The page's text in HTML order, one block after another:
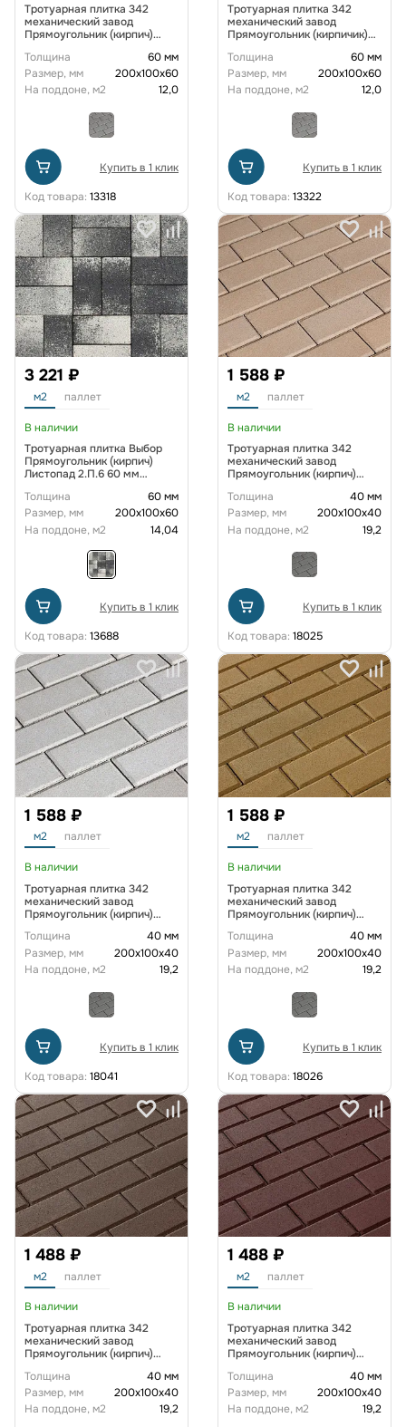
Тротуарная плитка 342
механический завод
Прямоугольник (кирпич)
Толщина
60 мм
Размер, мм
200х100х60
На поддоне, м2
12,0
Купить в 1 клик
Код товара: 13318
Тротуарная плитка 342
механический завод
Прямоугольник (кирпичик)
Толщина
60 мм
Размер, мм
200х100х60
На поддоне, м2
12,0
Купить в 1 клик
Код товара: 13322
3 221 ₽
м2 паллет
В наличии
Тротуарная плитка Выбор
Прямоугольник (кирпич)
Листопад 2.П.6 60 мм
Толщина
60 мм
Размер, мм
200х100х60
На поддоне, м2
14,04
Купить в 1 клик
Код товара: 13688
1 588 ₽
м2 паллет
В наличии
Тротуарная плитка 342
механический завод
Прямоугольник (кирпич)
Толщина
40 мм
Размер, мм
200х100х40
На поддоне, м2
19,2
Купить в 1 клик
Код товара: 18025
1 588 ₽
м2 паллет
В наличии
Тротуарная плитка 342
механический завод
Прямоугольник (кирпич)
Толщина
40 мм
Размер, мм
200х100х40
На поддоне, м2
19,2
Купить в 1 клик
Код товара: 18041
1 588 ₽
м2 паллет
В наличии
Тротуарная плитка 342
механический завод
Прямоугольник (кирпич)
Толщина
40 мм
Размер, мм
200х100х40
На поддоне, м2
19,2
Купить в 1 клик
Код товара: 18026
1 488 ₽
м2 паллет
В наличии
Тротуарная плитка 342
механический завод
Прямоугольник (кирпич)
Толщина
40 мм
Размер, мм
200х100х40
На поддоне, м2
19,2
1 488 ₽
м2 паллет
В наличии
Тротуарная плитка 342
механический завод
Прямоугольник (кирпич)
Толщина
40 мм
Размер, мм
200х100х40
На поддоне, м2
19,2